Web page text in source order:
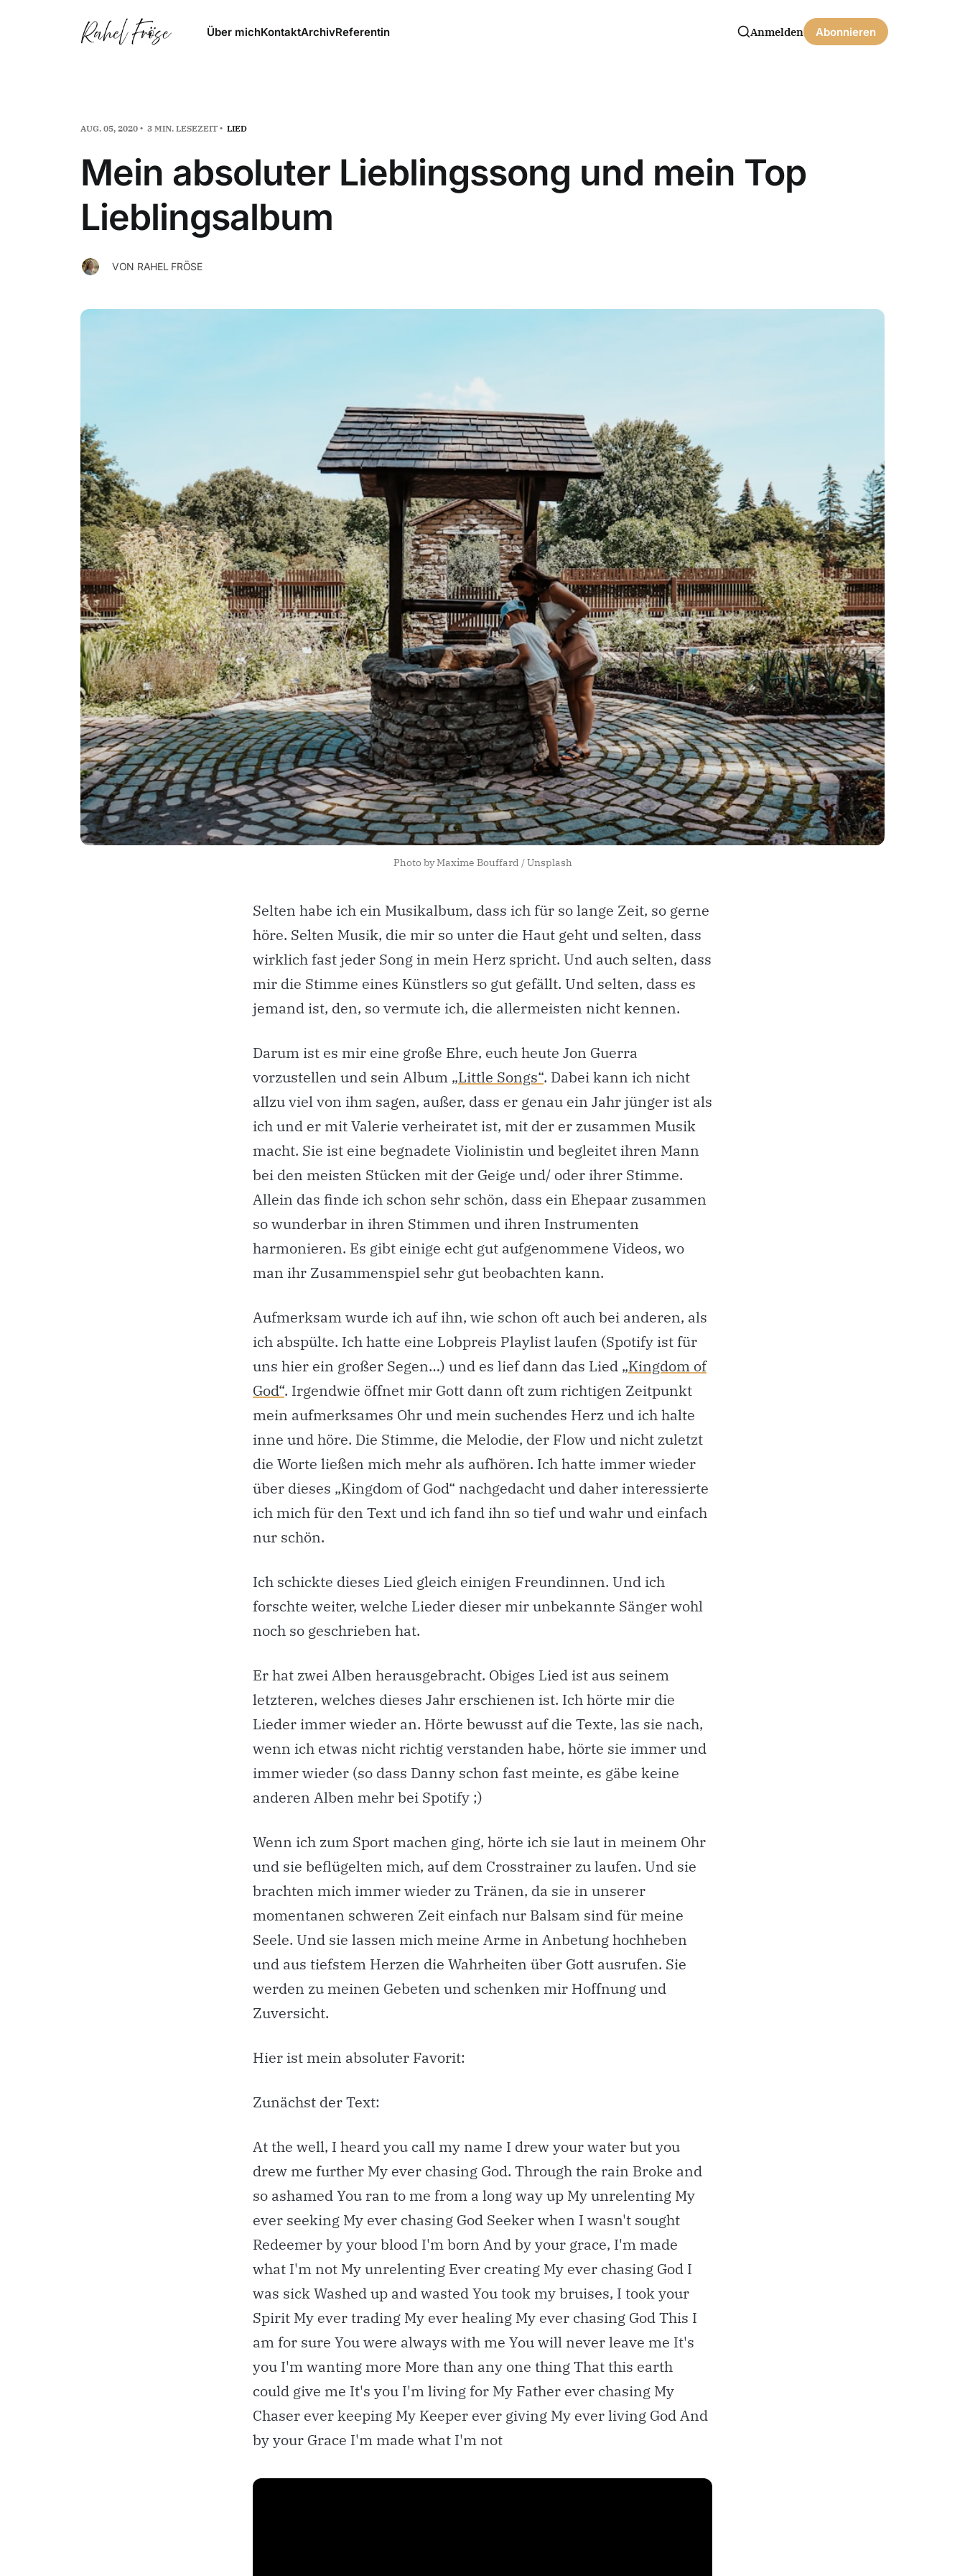
Über michKontaktArchivReferentin Anmelden Abonnieren
AUG. 05, 2020 3 MIN. LESEZEIT LIED
Mein absoluter Lieblingssong und mein Top
Lieblingsalbum
VON RAHEL FRÖSE
Photo byMaxime Bouffard /Unsplash
Selten habe ich ein Musikalbum, dass ich für so lange Zeit, so gerne
höre. Selten Musik, die mir so unter die Haut geht und selten, dass
wirklich fast jeder Song in mein Herz spricht. Und auch selten, dass
mir die Stimme eines Künstlers so gut gefällt. Und selten, dass es
jemand ist, den, so vermute ich, die allermeisten nicht kennen.
Darum ist es mir eine große Ehre, euch heute Jon Guerra
vorzustellen und sein Album „Little Songs“. Dabei kann ich nicht
allzu viel von ihm sagen, außer, dass er genau ein Jahr jünger ist als
ich und er mit Valerie verheiratet ist, mit der er zusammen Musik
macht. Sie ist eine begnadete Violinistin und begleitet ihren Mann
bei den meisten Stücken mit der Geige und/ oder ihrer Stimme.
Allein das finde ich schon sehr schön, dass ein Ehepaar zusammen
so wunderbar in ihren Stimmen und ihren Instrumenten
harmonieren. Es gibt einige echt gut aufgenommene Videos, wo
man ihr Zusammenspiel sehr gut beobachten kann.
Aufmerksam wurde ich auf ihn, wie schon oft auch bei anderen, als
ich abspülte. Ich hatte eine Lobpreis Playlist laufen (Spotify ist für
uns hier ein großer Segen…) und es lief dann das Lied „Kingdom of
God“. Irgendwie öffnet mir Gott dann oft zum richtigen Zeitpunkt
mein aufmerksames Ohr und mein suchendes Herz und ich halte
inne und höre. Die Stimme, die Melodie, der Flow und nicht zuletzt
die Worte ließen mich mehr als aufhören. Ich hatte immer wieder
über dieses „Kingdom of God“ nachgedacht und daher interessierte
ich mich für den Text und ich fand ihn so tief und wahr und einfach
nur schön.
Ich schickte dieses Lied gleich einigen Freundinnen. Und ich
forschte weiter, welche Lieder dieser mir unbekannte Sänger wohl
noch so geschrieben hat.
Er hat zwei Alben herausgebracht. Obiges Lied ist aus seinem
letzteren, welches dieses Jahr erschienen ist. Ich hörte mir die
Lieder immer wieder an. Hörte bewusst auf die Texte, las sie nach,
wenn ich etwas nicht richtig verstanden habe, hörte sie immer und
immer wieder (so dass Danny schon fast meinte, es gäbe keine
anderen Alben mehr bei Spotify ;)
Wenn ich zum Sport machen ging, hörte ich sie laut in meinem Ohr
und sie beflügelten mich, auf dem Crosstrainer zu laufen. Und sie
brachten mich immer wieder zu Tränen, da sie in unserer
momentanen schweren Zeit einfach nur Balsam sind für meine
Seele. Und sie lassen mich meine Arme in Anbetung hochheben
und aus tiefstem Herzen die Wahrheiten über Gott ausrufen. Sie
werden zu meinen Gebeten und schenken mir Hoffnung und
Zuversicht.
Hier ist mein absoluter Favorit:
Zunächst der Text:
At the well, I heard you call my name I drew your water but you
drew me further My ever chasing God. Through the rain Broke and
so ashamed You ran to me from a long way up My unrelenting My
ever seeking My ever chasing God Seeker when I wasn't sought
Redeemer by your blood I'm born And by your grace, I'm made
what I'm not My unrelenting Ever creating My ever chasing God I
was sick Washed up and wasted You took my bruises, I took your
Spirit My ever trading My ever healing My ever chasing God This I
am for sure You were always with me You will never leave me It's
you I'm wanting more More than any one thing That this earth
could give me It's you I'm living for My Father ever chasing My
Chaser ever keeping My Keeper ever giving My ever living God And
by your Grace I'm made what I'm not